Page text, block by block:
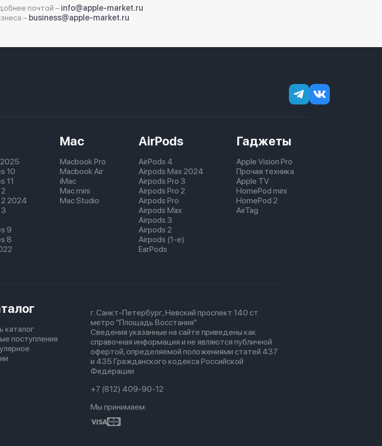
почтой – info@apple-market.ru
– business@apple-market.ru
10
11
2 2024
9
8
Mac
Macbook Pro
Macbook Air
iMac
Mac mini
Mac Studio
AirPods
AirPods 4
Airpods Max 2024
Airpods Pro 3
Airpods Pro 2
Airpods Pro
Airpods Max
Airpods 3
Airpods 2
Airpods (1-е)
EarPods
Гаджеты
Apple Vision Pro
Прочая техника
Apple TV
HomePod mini
HomePod 2
AirTag
каталог
поступления
г. Санкт-Петербург, Невский проспект 140 ст.
метро "Площадь Восстания"
Сведения указанные на сайте приведены как
справочная информация и не являются публичной
офертой, определяемой положениями статей 437
и 435 Гражданского кодекса Российской
Федерации.
+7 (812) 409-90-12
Мы принимаем: